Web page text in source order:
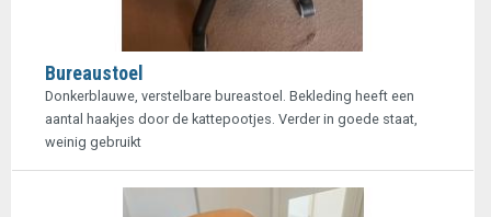
Bureaustoel
Donkerblauwe, verstelbare bureastoel. Bekleding heeft een
aantal haakjes door de kattepootjes. Verder in goede staat,
weinig gebruikt